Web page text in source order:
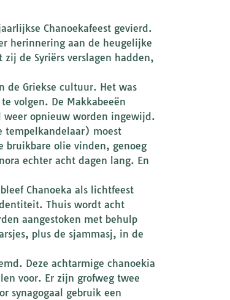
Chanoekafeest gevierd.
herinnering aan de heugelijke
de Syriërs verslagen hadden,
de Griekse cultuur. Het was
volgen. De Makkabeeën
weer opnieuw worden ingewijd.
tempelkandelaar) moest
bruikbare olie vinden, genoeg
echter acht dagen lang. En
Chanoeka als lichtfeest
Thuis wordt acht
aangestoken met behulp
plus de sjammasj, in de
Deze achtarmige chanoekia
voor. Er zijn grofweg twee
synagogaal gebruik een